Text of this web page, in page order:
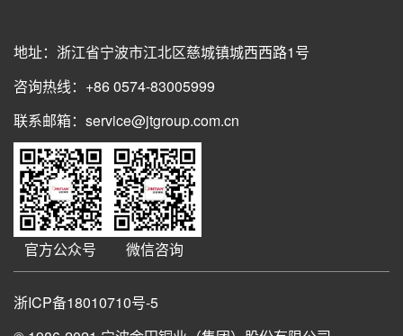
地址：浙江省宁波市江北区慈城镇城西西路1号
咨询热线：+86 0574-83005999
联系邮箱：service@jtgroup.com.cn
官方公众号 微信咨询
浙ICP备18010710号-5